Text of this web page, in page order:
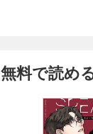
無料で読め